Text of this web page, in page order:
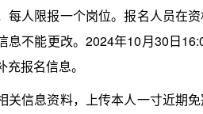
每人限报一个岗位。报名人员在
息不能更改。2024年10月30日
报名信息。
信息资料，上传本人一寸近期免